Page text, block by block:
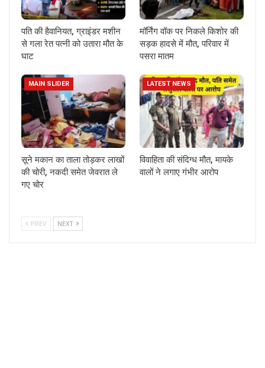
पति की हैवानियत, ग्राइंडर मशीन
से गला रेत पत्नी को उतारा मौत के
घाट
मॉर्निंग वॉक पर निकले किशोर की
सड़क हादसे में मौत, परिवार में
पसरा मातम
MAIN SLIDER
सूने मकान का ताला तोड़कर लाखों
की चोरी, नकदी समेत जेवरात ले
गए चोर
LATEST NEWS
विवाहिता की संदिग्ध मौत, मायके
वालों ने लगाए गंभीर आरोप
PREV NEXT